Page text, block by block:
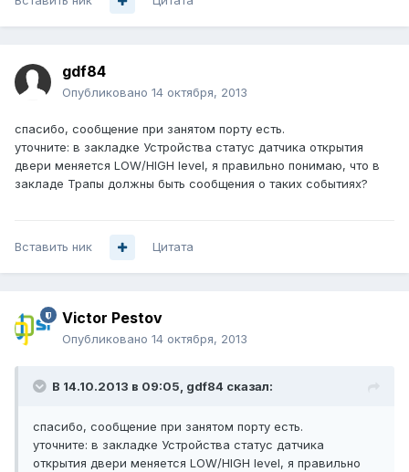
gdf84
Опубликовано 14 октября, 2013
спасибо, сообщение при занятом порту есть.
уточните: в закладке Устройства статус датчика открытия
двери меняется LOW/HIGH level, я правильно понимаю, что в
закладе Трапы должны быть сообщения о таких событиях?
Вставить ник Цитата
Victor Pestov
Опубликовано 14 октября, 2013
В 14.10.2013 в 09:05, gdf84 сказал:
спасибо, сообщение при занятом порту есть.
уточните: в закладке Устройства статус датчика
открытия двери меняется LOW/HIGH level, я правильно